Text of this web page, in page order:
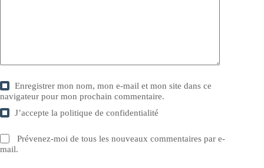
Enregistrer mon nom, mon e-mail et mon site dans ce
navigateur pour mon prochain commentaire.
J’accepte lapolitique de confidentialité
Prévenez-moi de tous les nouveaux commentaires par e-
mail.